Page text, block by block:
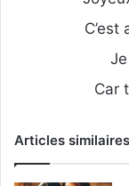
Car
Articles similaires